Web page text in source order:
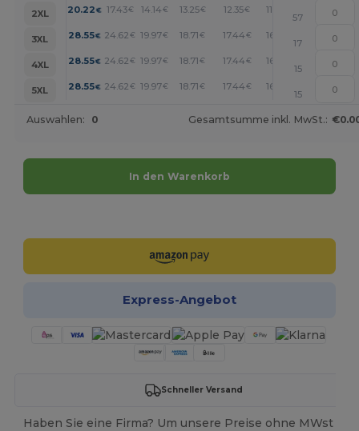
2XL
20.22 € 17.43€ 14.14€ 13.25€ 12.35€ 11.45
57
3XL
28.55€ 24.62 € 19.97€ 18.71 € 17.44€ 16.18
17
4XL
28.55€ 24.62 € 19.97€ 18.71 € 17.44€ 16.18
15
5XL
28.55€ 24.62 € 19.97€ 18.71 € 17.44€ 16.18
15
Auswahlen: 0 Gesamtsumme inkl. MwSt.:
In den Warenkorb
Express-Angebot
Schneller Versand
Haben Sie eine Firma? Um unsere Preise ohne MWst